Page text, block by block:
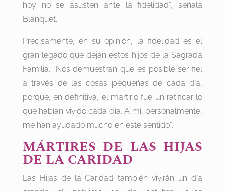
hoy no se asusten ante la fidelidad”, señala
Blanquet.
Precisamente, en su opinión, la fidelidad es el
gran legado que dejan estos hijos de la Sagrada
Familia. “Nos demuestran que es posible ser fiel
a través de las cosas pequeñas de cada día,
porque, en definitiva, el martirio fue un ratificar lo
que habían vivido cada día. A mí, personalmente,
me han ayudado mucho en este sentido”.
MÁRTIRES DE LAS HIJAS
DE LA CARIDAD
Las Hijas de la Caridad también vivirán un día